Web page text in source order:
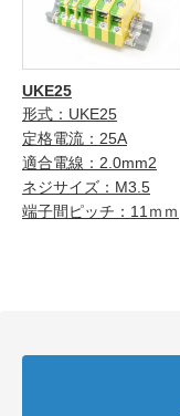
UKE25
形式：UKE25
定格電流：25A
適合電線：2.0mm2
ネジサイズ：M3.5
端子間ピッチ：11ｍｍ